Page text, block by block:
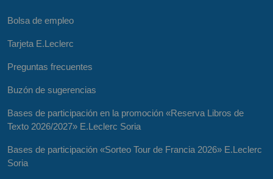
Bolsa de empleo
Tarjeta E.Leclerc
Preguntas frecuentes
Buzón de sugerencias
Bases de participación en la promoción «Reserva Libros de
Texto 2026/2027» E.Leclerc Soria
Bases de participación «Sorteo Tour de Francia 2026» E.Leclerc
Soria